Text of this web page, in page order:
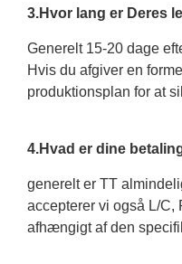
3.Hvor lang er Deres
Generelt 15-20 dage
Hvis du afgiver en
produktionsplan for at
4.Hvad er dine
generelt er TT
accepterer vi også L/C,
afhængigt af den